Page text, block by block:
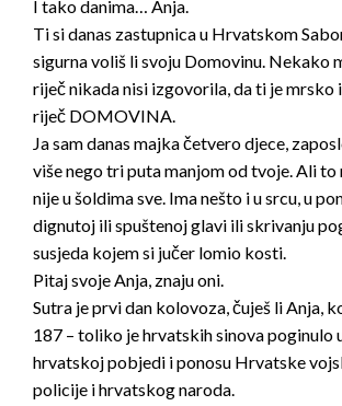
I tako danima… Anja.
Ti si danas zastupnica u Hrvatskom
sigurna voliš li svoju Domovinu. Nekako
riječ nikada nisi izgovorila, da ti je mrsko
riječ DOMOVINA.
Ja sam danas majka četvero djece,
više nego tri puta manjom od tvoje. Ali to
nije u šoldima sve. Ima nešto i u srcu, u
dignutoj ili spuštenoj glavi ili skrivanju
susjeda kojem si jučer lomio kosti.
Pitaj svoje Anja, znaju oni.
Sutra je prvi dan kolovoza, čuješ li Anja,
187 – toliko je hrvatskih sinova poginulo
hrvatskoj pobjedi i ponosu Hrvatske
policije i hrvatskog naroda.